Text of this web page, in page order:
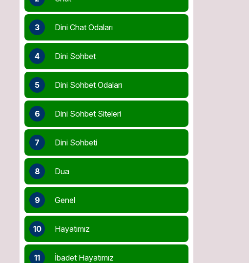
3 Dini Chat Odaları
4 Dini Sohbet
5 Dini Sohbet Odaları
6 Dini Sohbet Siteleri
7 Dini Sohbeti
8 Dua
9 Genel
10 Hayatımız
11 İbadet Hayatımız